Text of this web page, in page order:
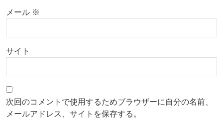
メール ※
サイト
次回のコメントで使用するためブラウザーに自分の名前、
メールアドレス、サイトを保存する。